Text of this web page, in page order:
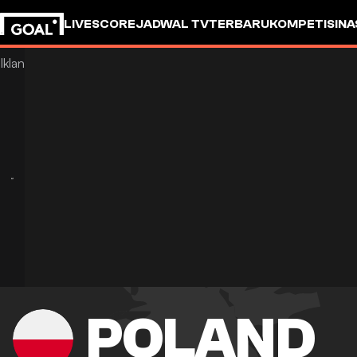
LIVESCOREJADWAL TVTERBARUKOMPETISI
POLAND